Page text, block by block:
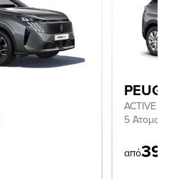
ACTIVE
5 Άτομα
από